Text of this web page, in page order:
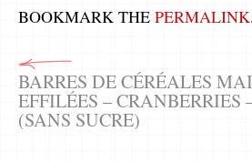
BOOKMARK THE PERMALINK.
BARRES DE CÉRÉALES
EFFILÉES –
(SANS SUCRE)